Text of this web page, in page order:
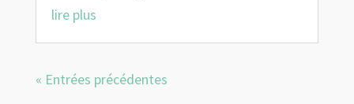
lire plus
« Entrées précédentes